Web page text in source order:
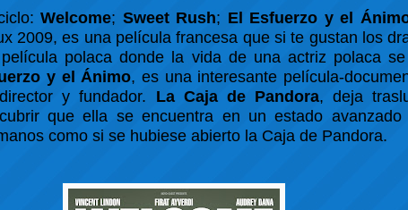
Welcome; Sweet Rush; El Esfuerzo y el
2009, es una película francesa que si te gustan los
polaca donde la vida de una actriz polaca
y el Ánimo, es una interesante película-
y fundador. La Caja de Pandora, deja
que ella se encuentra en un estado avanzado
como si se hubiese abierto la Caja de Pandora.